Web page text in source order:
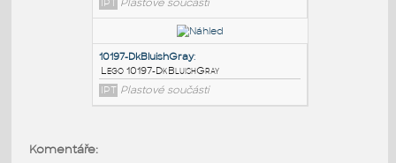
10247-White:
Lego 10247-White
IPT Plastové součásti
Komentáře: